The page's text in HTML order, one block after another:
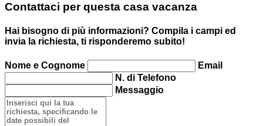
Contattaci per questa casa vacanza
Hai bisogno di più informazioni? Compila i campi ed
invia la richiesta, ti risponderemo subito!
Nome e Cognome
Email
N. di Telefono
Messaggio